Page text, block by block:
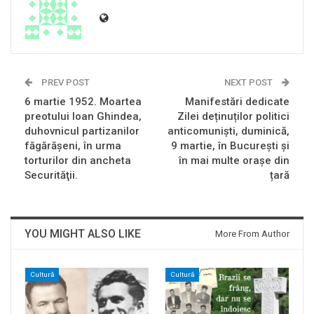
PREV POST
6 martie 1952. Moartea
preotului Ioan Ghindea,
duhovnicul partizanilor
făgărăşeni, în urma
torturilor din ancheta
Securităţii.
NEXT POST
Manifestări dedicate
Zilei deținuților politici
anticomuniști, duminică,
9 martie, în București și
în mai multe orașe din
țară
YOU MIGHT ALSO LIKE More From Author
Cultură Cultură